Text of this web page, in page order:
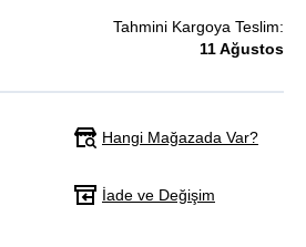
Tahmini Kargoya Teslim:
11 Ağustos
Hangi Mağazada Var?
İade ve Değişim